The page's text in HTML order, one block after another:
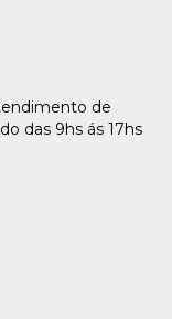
de
das 9hs ás 17hs